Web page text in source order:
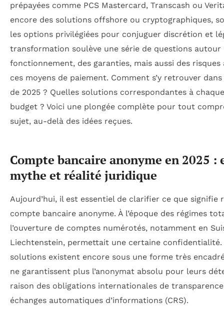
prépayées comme PCS Mastercard, Transcash ou
encore des solutions offshore ou cryptographiques,
les options privilégiées pour conjuguer discrétion et
transformation soulève une série de questions autour
fonctionnement, des garanties, mais aussi des risques
ces moyens de paiement. Comment s’y retrouver
de 2025 ? Quelles solutions correspondantes à
budget ? Voici une plongée complète pour tout
sujet, au-delà des idées reçues.
Compte bancaire anonyme en 2025 :
mythe et réalité juridique
Aujourd’hui, il est essentiel de clarifier ce que signifie
compte bancaire anonyme. À l’époque des régimes
l’ouverture de comptes numérotés, notamment en
Liechtenstein, permettait une certaine confidentialité.
solutions existent encore sous une forme très
ne garantissent plus l’anonymat absolu pour leurs
raison des obligations internationales de
échanges automatiques d’informations (CRS).